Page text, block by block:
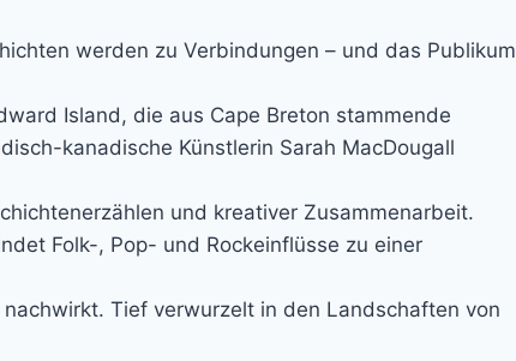
werden zu Verbindungen – und das Publikum
Island, die aus Cape Breton stammende
kanadische Künstlerin Sarah MacDougall
und kreativer Zusammenarbeit.
Folk-, Pop- und Rockeinflüsse zu einer
Tief verwurzelt in den Landschaften von